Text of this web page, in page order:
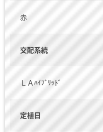
赤
交配系統
ＬＡﾊｲﾌﾞﾘｯﾄﾞ
定植日